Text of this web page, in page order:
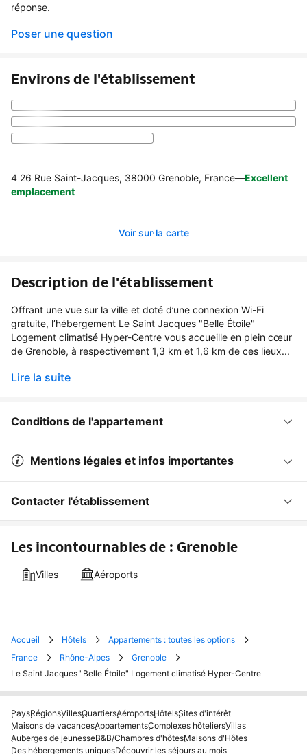
réponse.
Poser une question
Environs de l'établissement
4 26 Rue Saint-Jacques, 38000 Grenoble, France—Excellent
emplacement
Voir sur la carte
Description de l'établissement
Offrant une vue sur la ville et doté d’une connexion Wi-Fi
gratuite, l’hébergement Le Saint Jacques "Belle Étoile"
Logement climatisé Hyper-Centre vous accueille en plein cœur
de Grenoble, à respectivement 1,3 km et 1,6 km de ces lieux...
Lire la suite
Conditions de l'appartement
Mentions légales et infos importantes
Contacter l'établissement
Les incontournables de : Grenoble
Villes Aéroports
Accueil Hôtels
Appartements : toutes les options
France
Rhône-Alpes
Grenoble
Le Saint Jacques "Belle Étoile" Logement climatisé Hyper-Centre
PaysRégionsVillesQuartiersAéroportsHôtelsSites d'intérêt
Maisons de vacancesAppartementsComplexes hôteliersVillas
Auberges de jeunesseB&B/Chambres d'hôtesMaisons d'Hôtes
Des hébergements uniquesDécouvrir les séjours au mois